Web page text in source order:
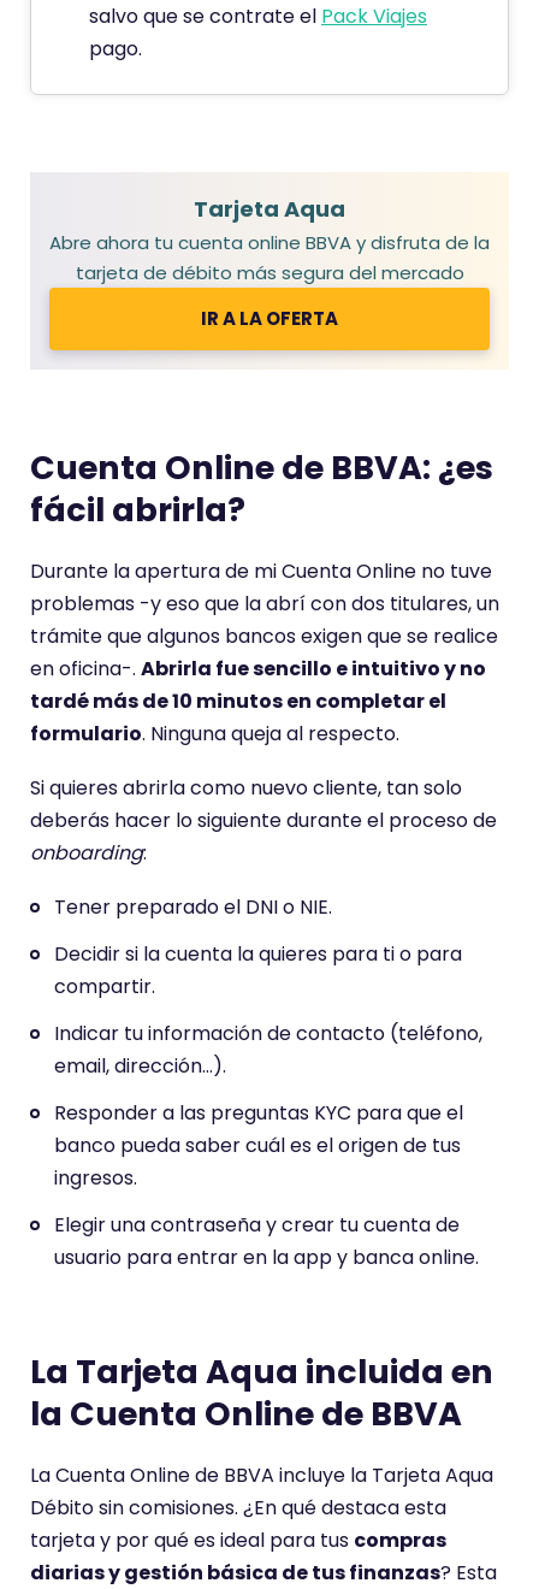
salvo que se contrate el Pack Viajes
pago.
Tarjeta Aqua
Abre ahora tu cuenta online BBVA y disfruta de la
tarjeta de débito más segura del mercado
IR A LA OFERTA
Cuenta Online de BBVA: ¿es
fácil abrirla?
Durante la apertura de mi Cuenta Online no tuve
problemas -y eso que la abrí con dos titulares, un
trámite que algunos bancos exigen que se realice
en oficina-. Abrirla fue sencillo e intuitivo y no
tardé más de 10 minutos en completar el
formulario. Ninguna queja al respecto.
Si quieres abrirla como nuevo cliente, tan solo
deberás hacer lo siguiente durante el proceso de
onboarding:
Tener preparado el DNI o NIE.
Decidir si la cuenta la quieres para ti o para
compartir.
Indicar tu información de contacto (teléfono,
email, dirección…).
Responder a las preguntas KYC para que el
banco pueda saber cuál es el origen de tus
ingresos.
Elegir una contraseña y crear tu cuenta de
usuario para entrar en la app y banca online.
La Tarjeta Aqua incluida en
la Cuenta Online de BBVA
La Cuenta Online de BBVA incluye la Tarjeta Aqua
Débito sin comisiones. ¿En qué destaca esta
tarjeta y por qué es ideal para tus compras
diarias y gestión básica de tus finanzas? Esta